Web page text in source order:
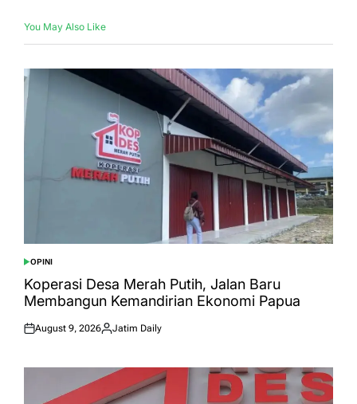
You May Also Like
POSTED
IN
OPINI
Koperasi Desa Merah Putih, Jalan Baru
Membangun Kemandirian Ekonomi Papua
Posted
August 9, 2026
Posted
Jatim Daily